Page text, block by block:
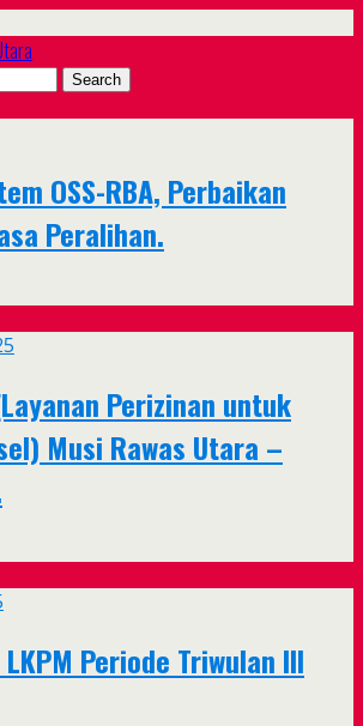
OSS-RBA, Perbaikan
Peralihan.
Perizinan untuk
Musi Rawas Utara –
Periode Triwulan III